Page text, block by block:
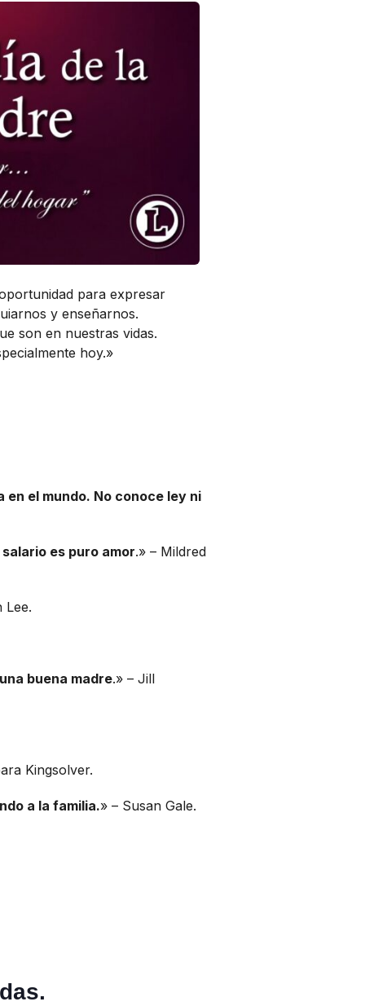
para expresar
y enseñarnos.
son en nuestras vidas.
hoy.»
en el mundo. No conoce ley ni
es puro amor.» – Mildred
Lee.
buena madre.» – Jill
Kingsolver.
a la familia.» – Susan Gale.